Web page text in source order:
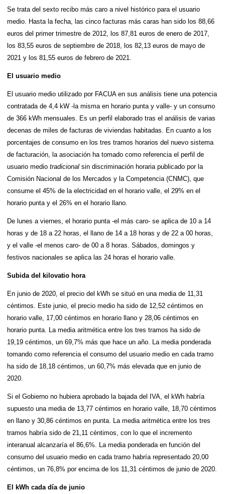
Se trata del sexto recibo más caro a nivel histórico para el usuario
medio. Hasta la fecha, las cinco facturas más caras han sido los 88,66
euros del primer trimestre de 2012, los 87,81 euros de enero de 2017,
los 83,55 euros de septiembre de 2018, los 82,13 euros de mayo de
2021 y los 81,55 euros de febrero de 2021.
El usuario medio
El usuario medio utilizado por FACUA en sus análisis tiene una potencia
contratada de 4,4 kW -la misma en horario punta y valle- y un consumo
de 366 kWh mensuales. Es un perfil elaborado tras el análisis de varias
decenas de miles de facturas de viviendas habitadas. En cuanto a los
porcentajes de consumo en los tres tramos horarios del nuevo sistema
de facturación, la asociación ha tomado como referencia el perfil de
usuario medio tradicional sin discriminación horaria publicado por la
Comisión Nacional de los Mercados y la Competencia (CNMC), que
consume el 45% de la electricidad en el horario valle, el 29% en el
horario punta y el 26% en el horario llano.
De lunes a viernes, el horario punta -el más caro- se aplica de 10 a 14
horas y de 18 a 22 horas, el llano de 14 a 18 horas y de 22 a 00 horas,
y el valle -el menos caro- de 00 a 8 horas. Sábados, domingos y
festivos nacionales se aplica las 24 horas el horario valle.
Subida del kilovatio hora
En junio de 2020, el precio del kWh se situó en una media de 11,31
céntimos. Este junio, el precio medio ha sido de 12,52 céntimos en
horario valle, 17,00 céntimos en horario llano y 28,06 céntimos en
horario punta. La media aritmética entre los tres tramos ha sido de
19,19 céntimos, un 69,7% más que hace un año. La media ponderada
tomando como referencia el consumo del usuario medio en cada tramo
ha sido de 18,18 céntimos, un 60,7% más elevada que en junio de
2020.
Si el Gobierno no hubiera aprobado la bajada del IVA, el kWh habría
supuesto una media de 13,77 céntimos en horario valle, 18,70 céntimos
en llano y 30,86 céntimos en punta. La media aritmética entre los tres
tramos habría sido de 21,11 céntimos, con lo que el incremento
interanual alcanzaría el 86,6%. La media ponderada en función del
consumo del usuario medio en cada tramo habría representado 20,00
céntimos, un 76,8% por encima de los 11,31 céntimos de junio de 2020.
El kWh cada día de junio